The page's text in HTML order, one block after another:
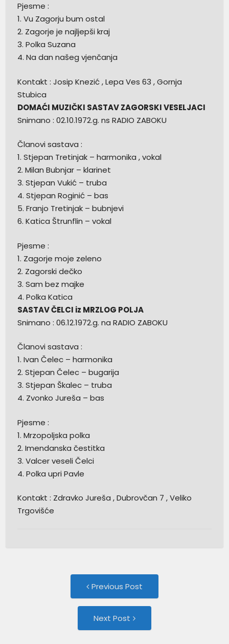
Pjesme :
1. Vu Zagorju bum ostal
2. Zagorje je najljepši kraj
3. Polka Suzana
4. Na dan našeg vjenčanja
Kontakt : Josip Knezić , Lepa Ves 63 , Gornja
Stubica
DOMAĆI MUZIČKI SASTAV ZAGORSKI VESELJACI
Snimano : 02.10.1972.g. ns RADIO ZABOKU
Članovi sastava :
1. Stjepan Tretinjak – harmonika , vokal
2. Milan Bubnjar – klarinet
3. Stjepan Vukić – truba
4. Stjepan Roginić – bas
5. Franjo Tretinjak – bubnjevi
6. Katica Štrunflin – vokal
Pjesme :
1. Zagorje moje zeleno
2. Zagorski dečko
3. Sam bez majke
4. Polka Katica
SASTAV ČELCI iz MRZLOG POLJA
Snimano : 06.12.1972.g. na RADIO ZABOKU
Članovi sastava :
1. Ivan Čelec – harmonika
2. Stjepan Čelec – bugarija
3. Stjepan Škalec – truba
4. Zvonko Jureša – bas
Pjesme :
1. Mrzopoljska polka
2. Imendanska čestitka
3. Valcer veseli Čelci
4. Polka upri Pavle
Kontakt : Zdravko Jureša , Dubrovčan 7 , Veliko
Trgovišće
navigation
Previous Post
Next Post